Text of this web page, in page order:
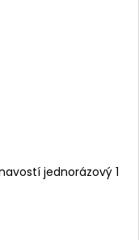
jednorázový 1